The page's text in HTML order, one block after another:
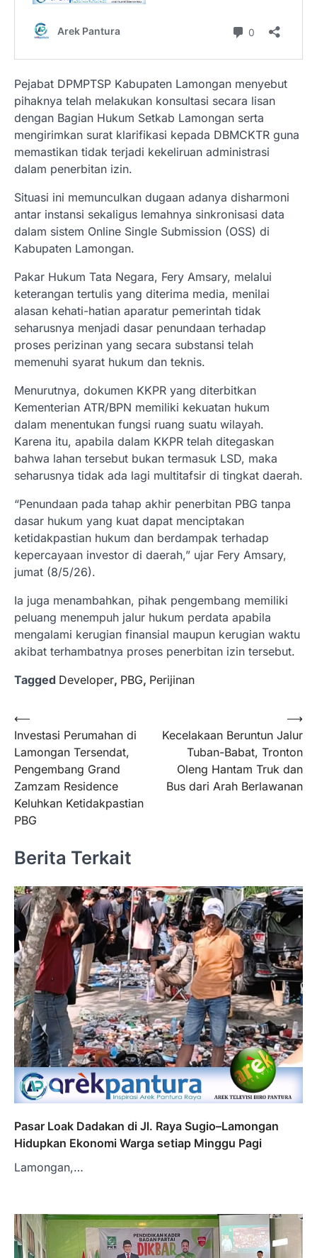
Pejabat DPMPTSP Kabupaten Lamongan menyebut
pihaknya telah melakukan konsultasi secara lisan
dengan Bagian Hukum Setkab Lamongan serta
mengirimkan surat klarifikasi kepada DBMCKTR guna
memastikan tidak terjadi kekeliruan administrasi
dalam penerbitan izin.
Situasi ini memunculkan dugaan adanya disharmoni
antar instansi sekaligus lemahnya sinkronisasi data
dalam sistem Online Single Submission (OSS) di
Kabupaten Lamongan.
Pakar Hukum Tata Negara, Fery Amsary, melalui
keterangan tertulis yang diterima media, menilai
alasan kehati-hatian aparatur pemerintah tidak
seharusnya menjadi dasar penundaan terhadap
proses perizinan yang secara substansi telah
memenuhi syarat hukum dan teknis.
Menurutnya, dokumen KKPR yang diterbitkan
Kementerian ATR/BPN memiliki kekuatan hukum
dalam menentukan fungsi ruang suatu wilayah.
Karena itu, apabila dalam KKPR telah ditegaskan
bahwa lahan tersebut bukan termasuk LSD, maka
seharusnya tidak ada lagi multitafsir di tingkat daerah.
“Penundaan pada tahap akhir penerbitan PBG tanpa
dasar hukum yang kuat dapat menciptakan
ketidakpastian hukum dan berdampak terhadap
kepercayaan investor di daerah,” ujar Fery Amsary,
jumat (8/5/26).
Ia juga menambahkan, pihak pengembang memiliki
peluang menempuh jalur hukum perdata apabila
mengalami kerugian finansial maupun kerugian waktu
akibat terhambatnya proses penerbitan izin tersebut.
Tagged Developer, PBG, Perijinan
Navigasi
pos
⟵
Investasi Perumahan di
Lamongan Tersendat,
Pengembang Grand
Zamzam Residence
Keluhkan Ketidakpastian
PBG
Kecelakaan Beruntun Jalur
Tuban-Babat, Tronton
Oleng Hantam Truk dan
Bus dari Arah Berlawanan
⟶
Berita Terkait
Pasar Loak Dadakan di Jl. Raya Sugio–Lamongan
Hidupkan Ekonomi Warga setiap Minggu Pagi
Lamongan,…